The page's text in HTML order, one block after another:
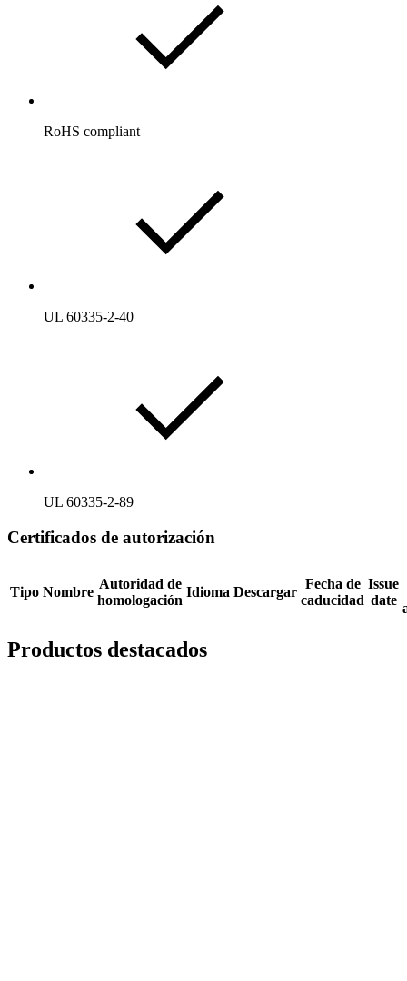
RoHS compliant
UL 60335-2-40
UL 60335-2-89
Certificados de autorización
Tipo Nombre
Autoridad de
homologación
Idioma Descargar
Fecha de
caducidad
Issue
date
Productos destacados